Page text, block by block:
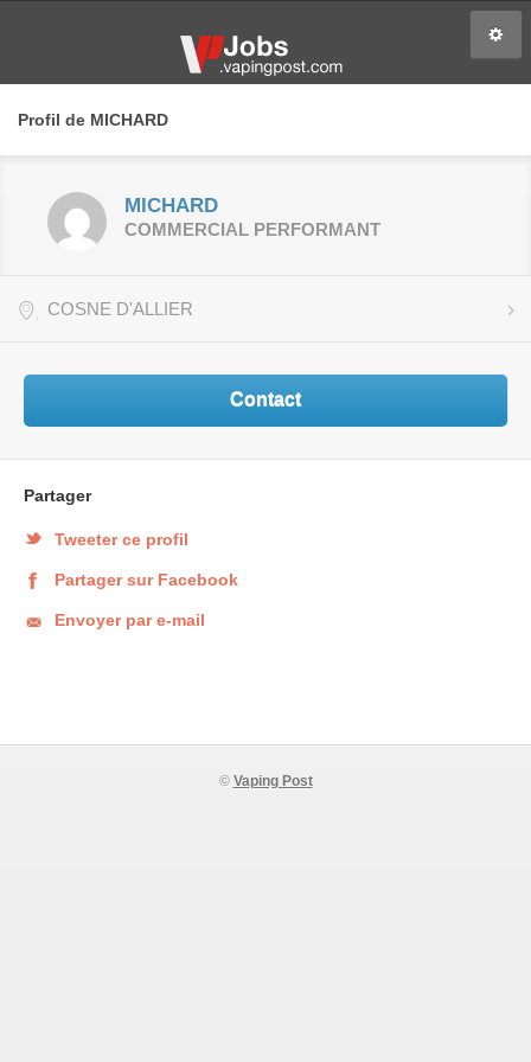
Profil de MICHARD
MICHARD
COMMERCIAL PERFORMANT
COSNE D'ALLIER
Contact
Partager
Tweeter ce profil
Partager sur Facebook
Envoyer par e-mail
© Vaping Post